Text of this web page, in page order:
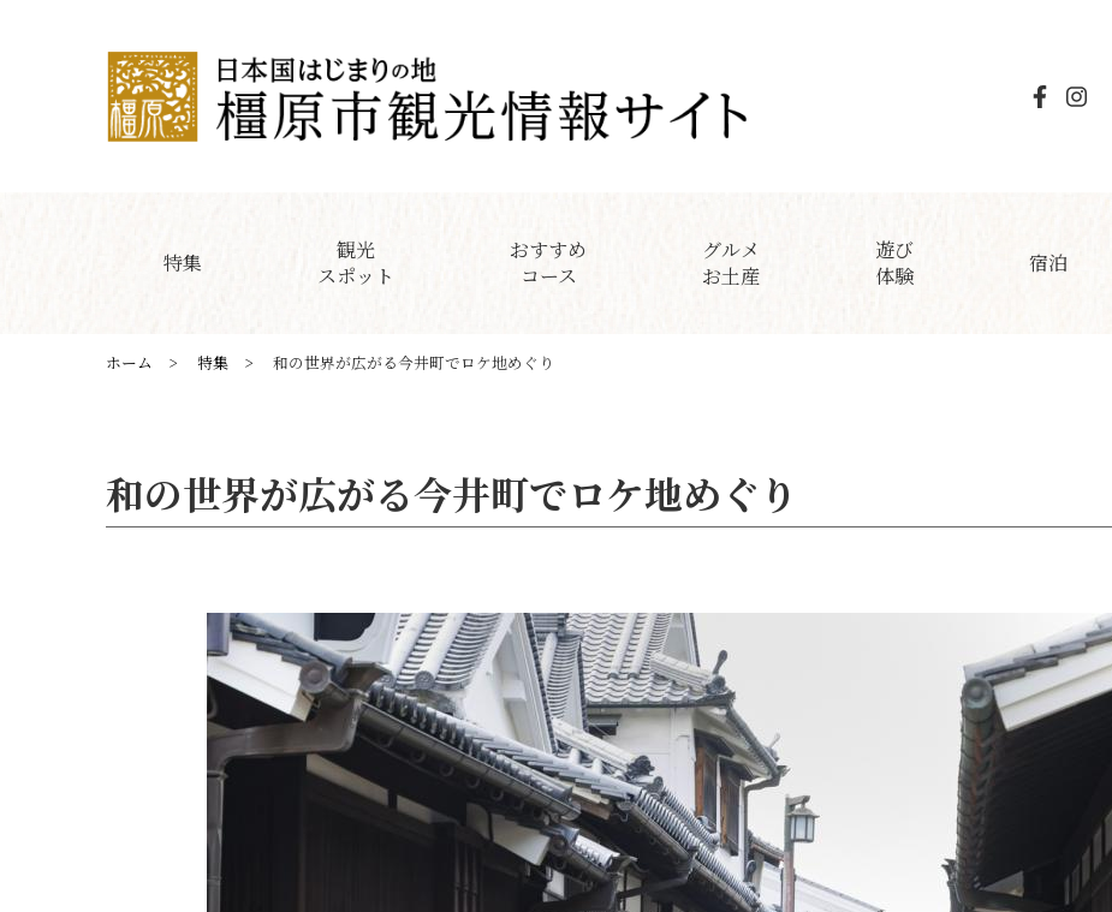
特集
観光
スポット
おすすめ
コース
グルメ
お土産
遊び
体験
宿泊
ホーム 特集 和の世界が広がる今井町でロケ地めぐり
和の世界が広がる今井町でロケ地めぐり